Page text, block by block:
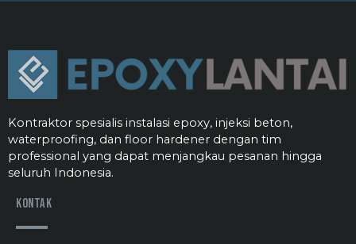
Kontraktor spesialis instalasi epoxy, injeksi beton,
waterproofing, dan floor hardener dengan tim
professional yang dapat menjangkau pesanan hingga
seluruh Indonesia.
Kontak